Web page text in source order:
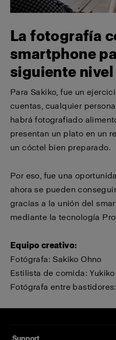
La fotografía
smartphone
siguiente nivel
Para Sakiko, fue un
cuentas, cualquier
habrá fotografiado
presentan un plato en un
un cóctel bien preparado.
Por eso, fue una
ahora se pueden
gracias a la unión del
mediante la tecnología
Equipo creativo:
Fotógrafa: Sakiko Ohno
Estilista de comida:
Fotógrafa entre